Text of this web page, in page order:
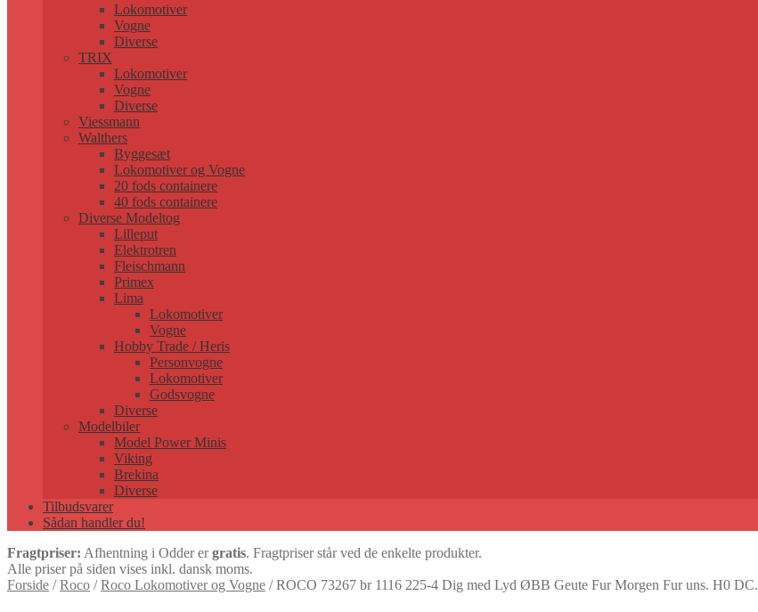
Lokomotiver
Vogne
Diverse
TRIX
Lokomotiver
Vogne
Diverse
Viessmann
Walthers
Byggesæt
Lokomotiver og Vogne
20 fods containere
40 fods containere
Diverse Modeltog
Lilleput
Elektrotren
Fleischmann
Primex
Lima
Lokomotiver
Vogne
Hobby Trade / Heris
Personvogne
Lokomotiver
Godsvogne
Diverse
Modelbiler
Model Power Minis
Viking
Brekina
Diverse
Tilbudsvarer
Sådan handler du!
Fragtpriser: Afhentning i Odder ergratis. Fragtpriser står ved de enkelte produkter.
Alle priser på siden vises inkl. dansk moms.
Forside /Roco /Roco Lokomotiver og Vogne /ROCO 73267 br 1116 225-4 Dig med Lyd ØBB Geute Fur Morgen Fur uns. H0 DC.